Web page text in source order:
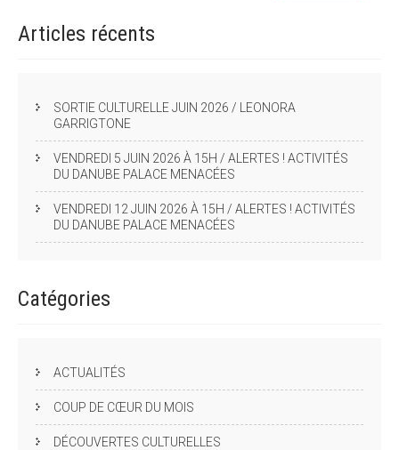
Articles récents
SORTIE CULTURELLE JUIN 2026 / LEONORA
GARRIGTONE
VENDREDI 5 JUIN 2026 À 15H / ALERTES ! ACTIVITÉS
DU DANUBE PALACE MENACÉES
VENDREDI 12 JUIN 2026 À 15H / ALERTES ! ACTIVITÉS
DU DANUBE PALACE MENACÉES
Catégories
ACTUALITÉS
COUP DE CŒUR DU MOIS
DÉCOUVERTES CULTURELLES